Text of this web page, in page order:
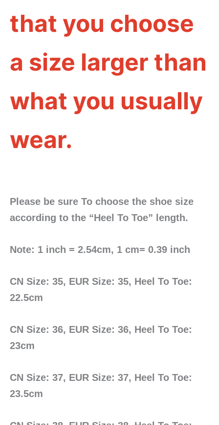
that you choose
a size larger than
what you usually
wear.
Please be sure To choose the shoe size
according to the “Heel To Toe” length.
Note: 1 inch = 2.54cm, 1 cm= 0.39 inch
CN Size: 35, EUR Size: 35, Heel To Toe:
22.5cm
CN Size: 36, EUR Size: 36, Heel To Toe:
23cm
CN Size: 37, EUR Size: 37, Heel To Toe:
23.5cm